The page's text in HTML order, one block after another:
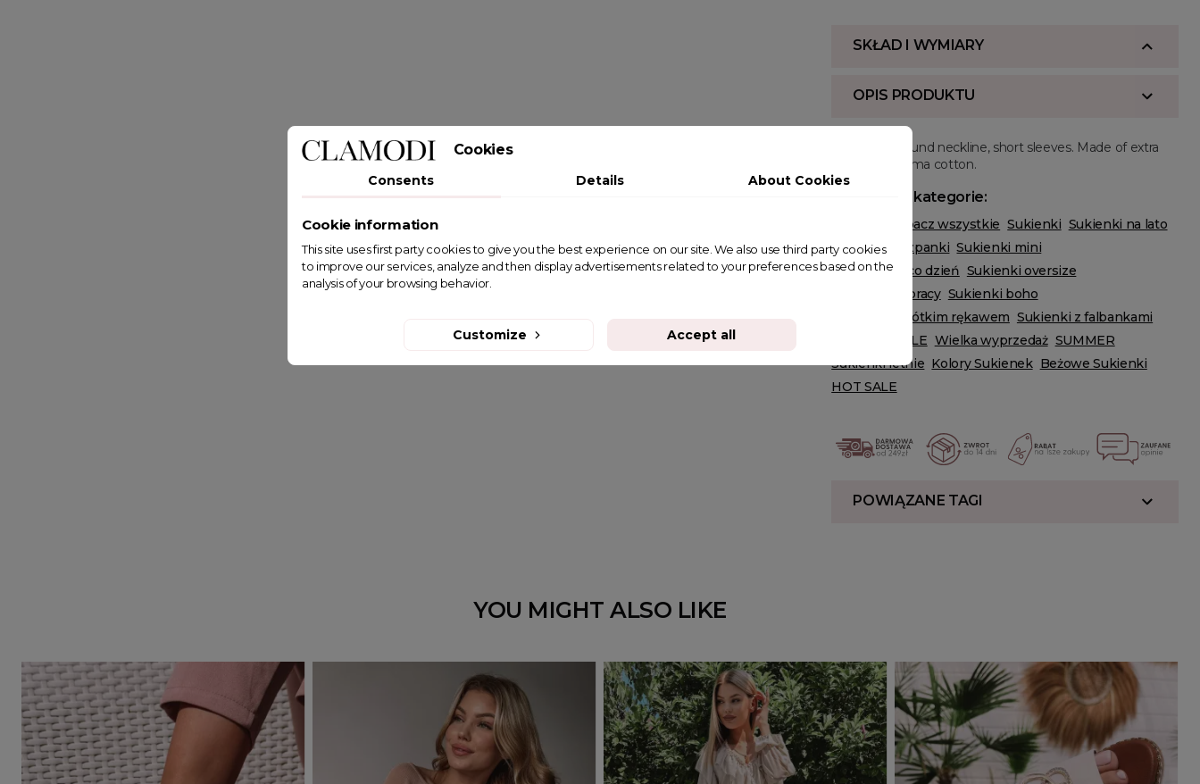
SKŁAD I WYMIARY
OPIS PRODUKTU
Regular fit, round neckline, short sleeves. Made of extra
long staple pima cotton.
Powiązane kategorie:
Zobacz wszystkie Sukienki Sukienki na lato
Sukienki hiszpanki Sukienki mini
Sukienki na co dzień Sukienki oversize
Sukienki do pracy Sukienki boho
Sukienki z krótkim rękawem Sukienki z falbankami
SUMMER SALE Wielka wyprzedaż SUMMER
Sukienki letnie Kolory Sukienek Beżowe Sukienki
HOT SALE
POWIĄZANE TAGI
YOU MIGHT ALSO LIKE
Cookies
Consents Details About Cookies
Cookie information
This site uses first party cookies to give you the best experience on our site. We also use third party cookies
to improve our services, analyze and then display advertisements related to your preferences based on the
analysis of your browsing behavior.
Customize Accept all